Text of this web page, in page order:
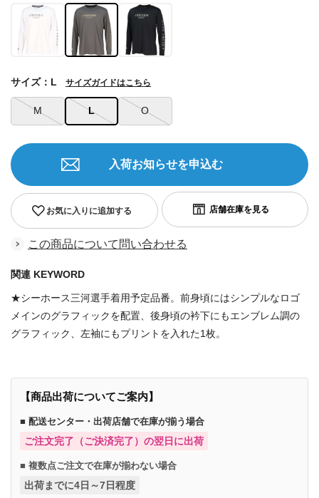
M L O
サイズ：L サイズガイドはこちら
お気に入りに追加する
入荷お知らせを申込む
この商品について問い合わせる
関連 KEYWORD
★シーホース三河選手着用予定品番。前身頃にはシンプルなロゴ
メインのグラフィックを配置、後身頃の衿下にもエンブレム調の
グラフィック、左袖にもプリントを入れた1枚。
【商品出荷についてご案内】
■ 配送センター・出荷店舗で在庫が揃う場合
ご注文完了（ご決済完了）の翌日に出荷
■ 複数点ご注文で在庫が揃わない場合
出荷までに4日～7日程度